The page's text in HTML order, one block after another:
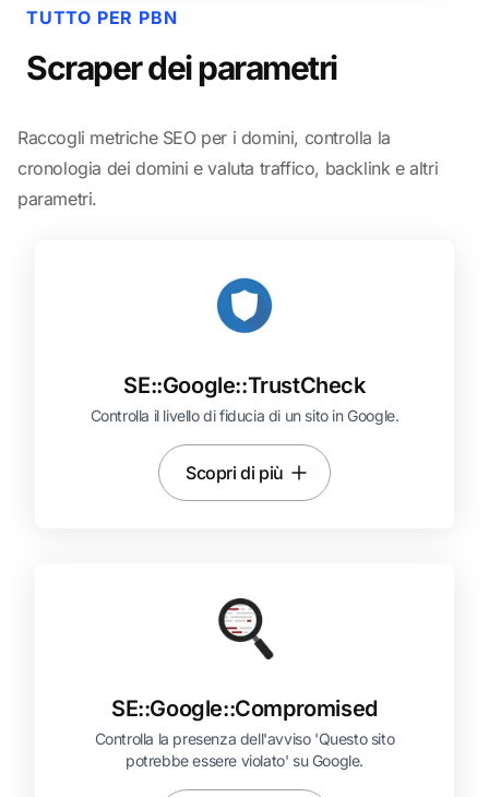
TUTTO PER PBN
Scraper dei parametri
Raccogli metriche SEO per i domini, controlla la
cronologia dei domini e valuta traffico, backlink e altri
parametri.
SE::Google::TrustCheck
Controlla il livello di fiducia di un sito in Google.
Scopri di più
SE::Google::Compromised
Controlla la presenza dell'avviso 'Questo sito
potrebbe essere violato' su Google.